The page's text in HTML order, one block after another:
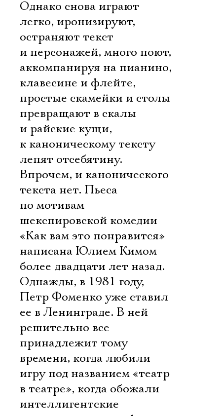
Однако снова играют
легко, иронизируют,
остраняют текст
и персонажей, много поют,
аккомпанируя на пианино,
клавесине и флейте,
простые скамейки и столы
превращают в скалы
и райские кущи,
к каноническому тексту
лепят отсебятину.
Впрочем, и канонического
текста нет. Пьеса
по мотивам
шекспировской комедии
«Как вам это понравится»
написана Юлием Кимом
более двадцати лет назад.
Однажды, в 1981 году,
Петр Фоменко уже ставил
ее в Ленинграде. В ней
решительно все
принадлежит тому
времени, когда любили
игру под названием «театр
в театре», когда обожали
интеллигентские